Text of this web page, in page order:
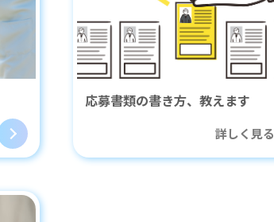
応募書類の書き方、教えます
詳しく見る